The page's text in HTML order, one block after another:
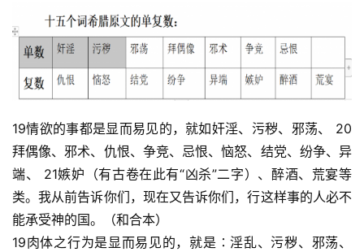
19情欲的事都是显而易见的，就如奸淫、污秽、邪荡、 20
拜偶像、邪术、仇恨、争竞、忌恨、恼怒、结党、纷争、异
端、 21嫉妒（有古卷在此有“凶杀”二字）、醉酒、荒宴等
类。我从前告诉你们，现在又告诉你们，行这样事的人必不
能承受神的国。（和合本）
19肉体之行为是显而易见的，就是∶淫乱、污秽、邪荡、